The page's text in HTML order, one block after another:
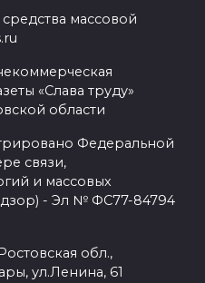
массовой
«Слава труду»
области
Федеральной
связи,
и массовых
- Эл № ФС77-84794
обл.,
ул.Ленина, 61